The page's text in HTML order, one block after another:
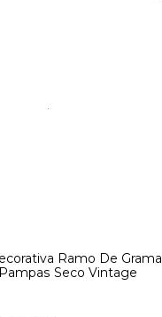
Ramo De Grama
Seco Vintage